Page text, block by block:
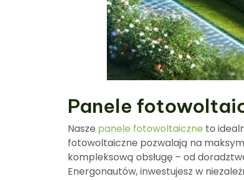
Panele
Nasze panele fotowoltaiczne to
fotowoltaiczne pozwalają na
kompleksową obsługę – od
Energonautów, inwestujesz w